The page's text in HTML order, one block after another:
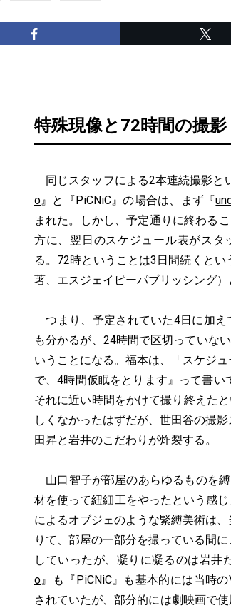
特殊現像と72時間の撮影
同じスタッフによる2本連続撮影と
o』と『PiCNiC』の場合は、まず『
まれた。しかし、予定通りに終わる
方に、翌日のスケジュール表がス
る。72時ということは3日間続くとい
著、エスジェイピーパブリッシング）
つまり、予定されていた4日に加え
も分かるが、24時間で区切っていな
いうことになる。福本は、「スケジ
で、4時間仮眠をとります』って書
それに近い時間をかけて撮り終えた
しくなかったはずだが、世田谷の撮
田昇と岩井のこだわりが炸裂する。
山口智子が部屋のあらゆるものを
材を使って紐細工をやったという感じ
によるオブジェのような緊縛美術は
りて、部屋の一部分を撮っている間
していったが、凝りに凝るのは岩井
o』も『PiCNiC』も基本的には当時
されていたが、部分的には劇映画で